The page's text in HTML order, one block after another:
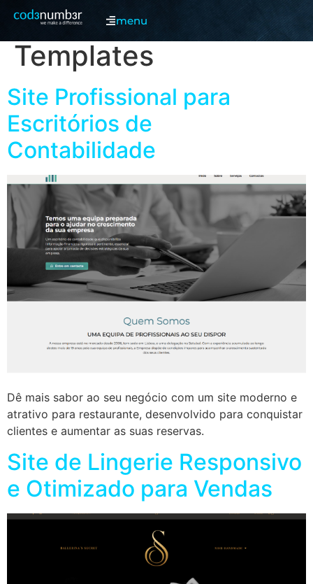
menu
Categoria:
Templates
Site Profissional para
Escritórios de
Contabilidade
Dê mais sabor ao seu negócio com um site moderno e
atrativo para restaurante, desenvolvido para conquistar
clientes e aumentar as suas reservas.
Site de Lingerie Responsivo
e Otimizado para Vendas